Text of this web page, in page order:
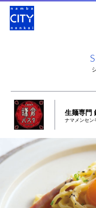
生麺専門
ナマメンセン